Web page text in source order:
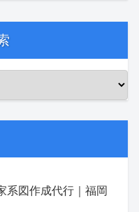
系図作成代行｜福岡